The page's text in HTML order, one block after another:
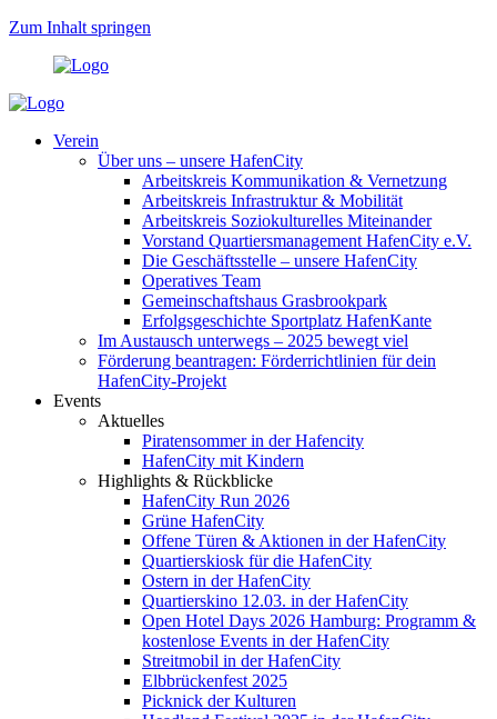
Zum Inhalt springen
Verein
Über uns – unsere HafenCity
Arbeitskreis Kommunikation & Vernetzung
Arbeitskreis Infrastruktur & Mobilität
Arbeitskreis Soziokulturelles Miteinander
Vorstand Quartiersmanagement HafenCity e.V.
Die Geschäftsstelle – unsere HafenCity
Operatives Team
Gemeinschaftshaus Grasbrookpark
Erfolgsgeschichte Sportplatz HafenKante
Im Austausch unterwegs – 2025 bewegt viel
Förderung beantragen: Förderrichtlinien für dein
HafenCity-Projekt
Events
Aktuelles
Piratensommer in der Hafencity
HafenCity mit Kindern
Highlights & Rückblicke
HafenCity Run 2026
Grüne HafenCity
Offene Türen & Aktionen in der HafenCity
Quartierskiosk für die HafenCity
Ostern in der HafenCity
Quartierskino 12.03. in der HafenCity
Open Hotel Days 2026 Hamburg: Programm &
kostenlose Events in der HafenCity
Streitmobil in der HafenCity
Elbbrückenfest 2025
Picknick der Kulturen